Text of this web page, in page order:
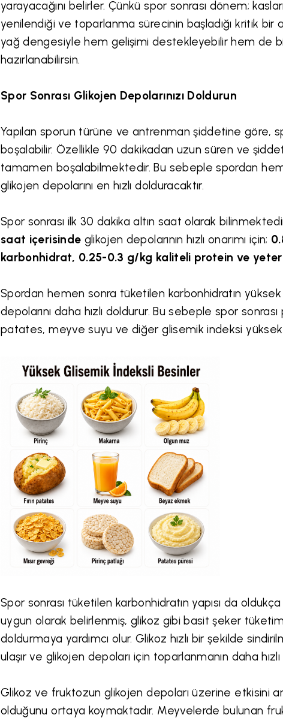
yarayacağını belirler. Çünkü spor sonrası dönem;
yenilendiği ve toparlanma sürecinin başladığı kritik bir
yağ dengesiyle hem gelişimi destekleyebilir hem de
hazırlanabilirsin.
Spor Sonrası Glikojen Depolarınızı Doldurun
Yapılan sporun türüne ve antrenman şiddetine göre,
boşalabilir. Özellikle 90 dakikadan uzun süren ve
tamamen boşalabilmektedir. Bu sebeple spordan
glikojen depolarını en hızlı dolduracaktır.
Spor sonrası ilk 30 dakika altın saat olarak
saat içerisinde glikojen depolarının hızlı onarımı için;
karbonhidrat, 0.25-0.3 g/kg kaliteli protein ve yeterli
Spordan hemen sonra tüketilen karbonhidratın
depolarını daha hızlı doldurur. Bu sebeple spor
patates, meyve suyu ve diğer glisemik indeksi
Spor sonrası tüketilen karbonhidratın yapısı da
uygun olarak belirlenmiş, glikoz gibi basit şeker tüketimi
doldurmaya yardımcı olur. Glikoz hızlı bir şekilde
ulaşır ve glikojen depoları için toparlanmanın daha hızlı
Glikoz ve fruktozun glikojen depoları üzerine etkisini
olduğunu ortaya koymaktadır. Meyvelerde bulunan